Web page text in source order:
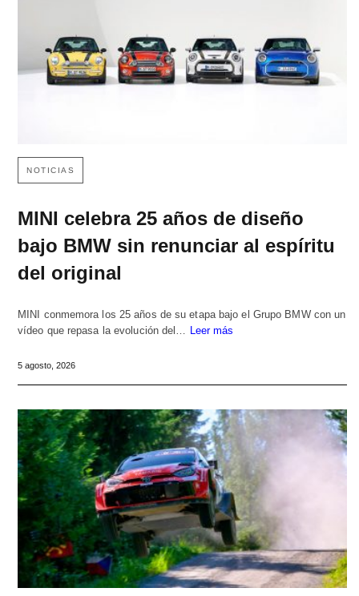
NOTICIAS
MINI celebra 25 años de diseño
bajo BMW sin renunciar al espíritu
del original
MINI conmemora los 25 años de su etapa bajo el Grupo BMW con un
vídeo que repasa la evolución del…
Leer más
5 agosto, 2026